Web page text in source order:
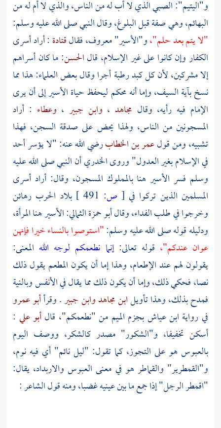
و"اليتيم": الصبي الذي لا أب له من الناس، والذي لا أم له من
البهائم، وهي صفة قبل البلوغ، وقال النبي صلى الله عليه وسلم:
"لا يتم بعد حلم"،و"الأسير" معروف، فقالقتادة : أراد أسرى
الكفار وإن كانوا على غير الإسلام، قالالحسن:ما كان أسراهم
إلا مشركين، لأن كل كبد رطبة أجرا وقال بعض العلماء: هذا مما
نسخ بآية السيف، وإما أنه محكم ليحفظ حياة الأسير إلى أن يرى
الإمام فيه رأيه، وقال مجاهد ، وابن جبير ، وعطاء : أراد
المسجونين من الناس، ولهذا يحض على صدقة السجن، فهذا
تشبيه، ومن قولعمر بن الخطابرضي الله عنه: "لا يؤسر أحد
في الإسلام بغير العدول" وروىالخدريأن النبي صلى الله عليه
وسلم فسر الأسير هنا بالمملوك المسجون، وقال: أراد أسرى
المسلمين الذين تركوا في [ ص:
بلاد الحرب رهائن
وخرجوا في طلب الفداء، وقالأبو حمزة الثمالي:الأسير هنا المرأة،
ودليله قوله صلى الله عليه وسلم:"استوصوا بالنساء خيرا فإنهن
عوان عندكم"، قوله تعالى:إنما نطعمكم لوجه الله المعنى:
يقولون لهم عند الإطعام، وهذا إما أن يكون المطعم يقول ذلك
نصا، فحكي ذلك، وإما أن يكون ذلك مما يقال في الأنفس وبالنية
فمدح بذلك، وهذا تأويلابن مجاهدوابن جبير. وقرأأبو عمرو
في رواية ابن عياشبجزم الميم من "نطعمكم"، قالأبو علي :
أسكن تخفيفا، و"الشكور" مصدر كالشكر، ووصف اليوم
بالعبوس هو على التجوز، كما تقول: "ليل نائم" أي فيه نوم،
و"القمطرير" والقماطر هو في معنى العبوس والاربداد، يقال:
"اقمطر الرجل" إذا جمع ما بين عينيه غضبا، ومنه قول الشاعر :